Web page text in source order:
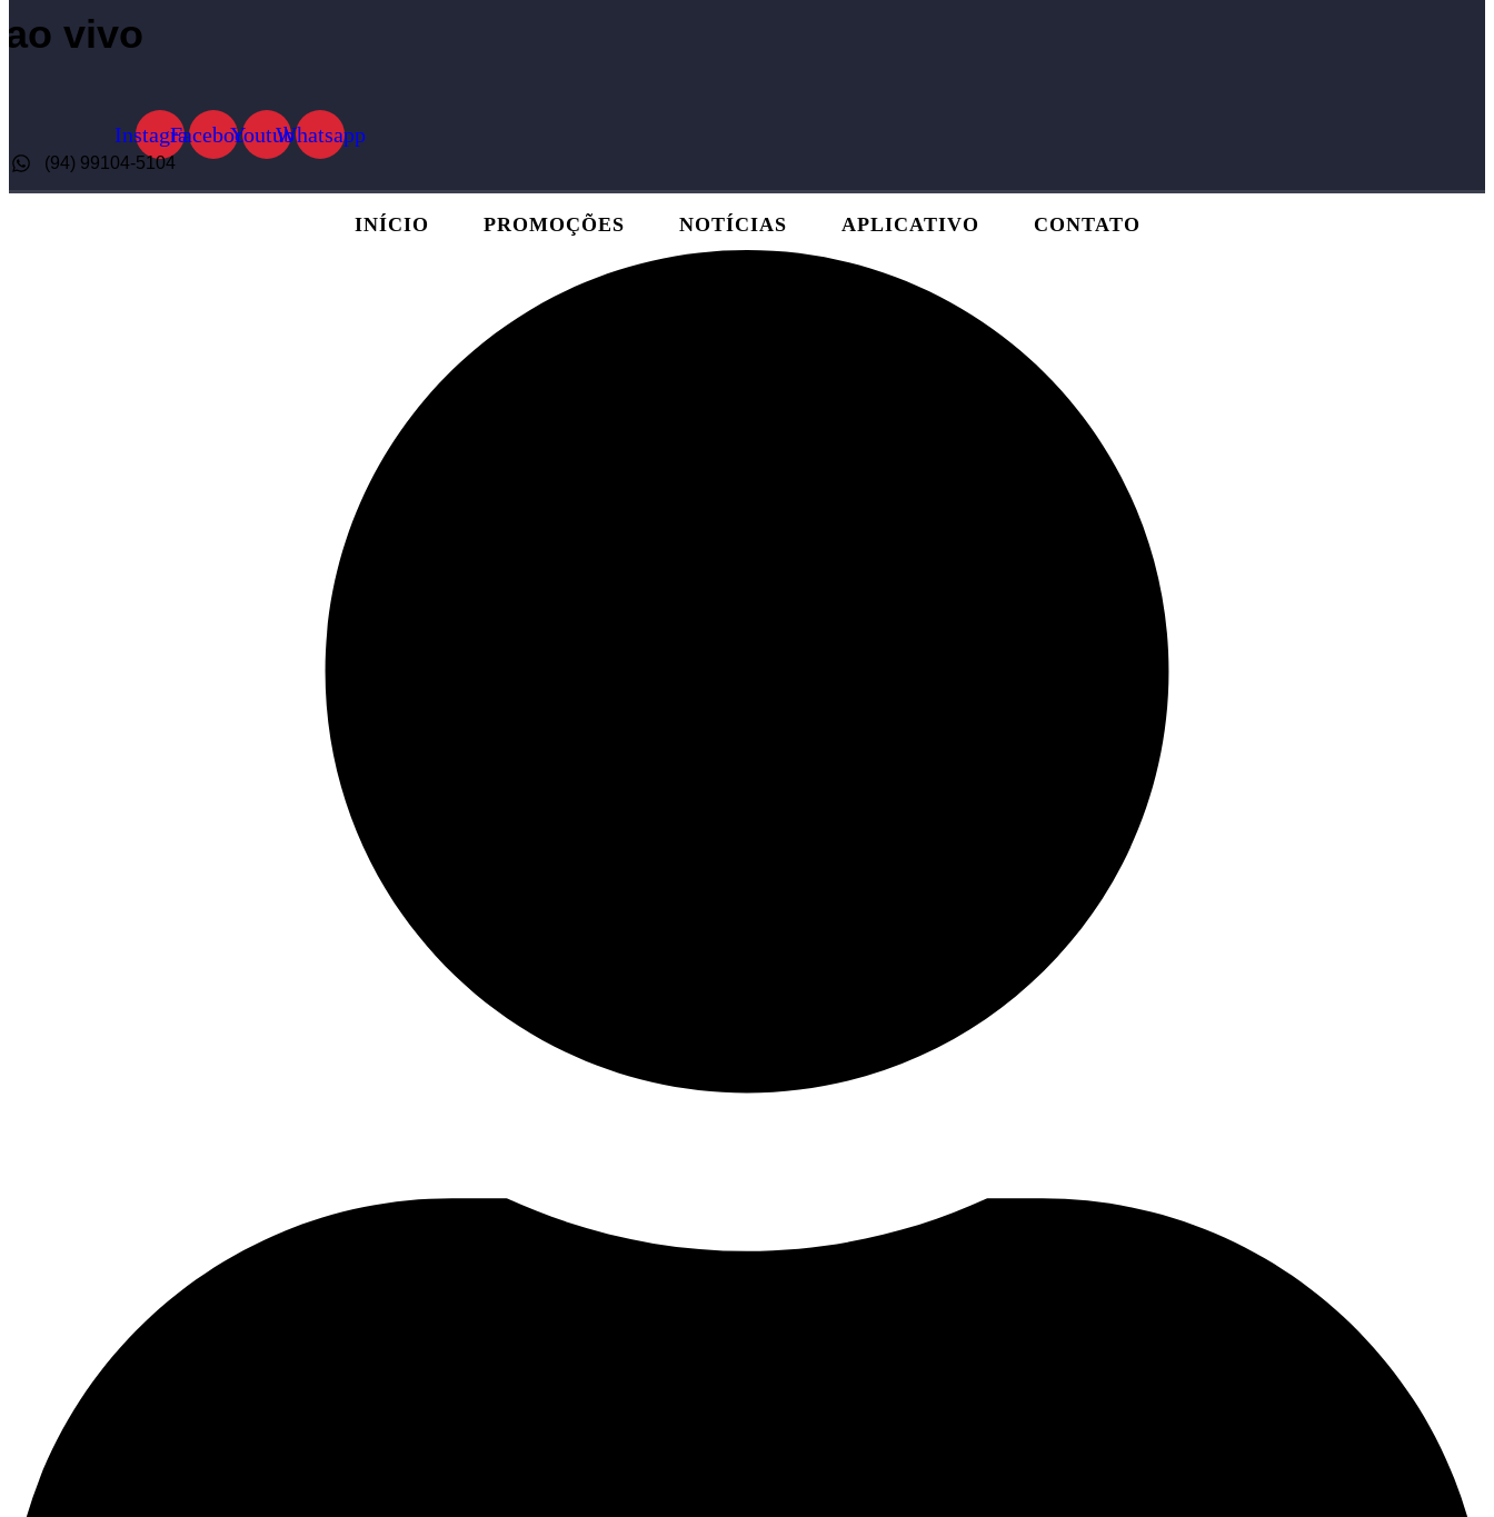
ao vivo
InstagramFacebookYoutubeWhatsapp
(94) 99104-5104
INÍCIO PROMOÇÕES NOTÍCIAS APLICATIVO CONTATO